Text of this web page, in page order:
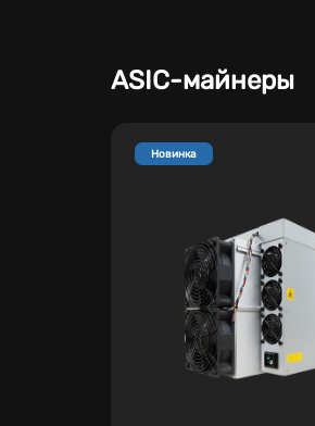
ASIC-майнеры
Новинка